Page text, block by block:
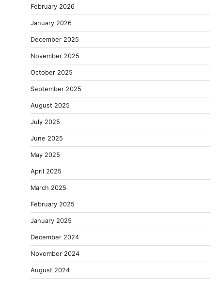
February 2026
January 2026
December 2025
November 2025
October 2025
September 2025
August 2025
July 2025
June 2025
May 2025
April 2025
March 2025
February 2025
January 2025
December 2024
November 2024
August 2024